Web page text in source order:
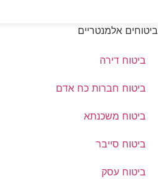
ביטוחים אלמנטריים
ביטוח דירה
ביטוח חברות כח אדם
ביטוח משכנתא
ביטוח סייבר
ביטוח עסק